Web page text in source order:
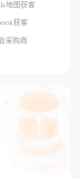
地图获客
获客
采购商